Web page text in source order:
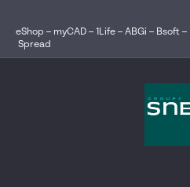
eShop – myCAD – 1Life – ABGi – Bsoft –
Spread